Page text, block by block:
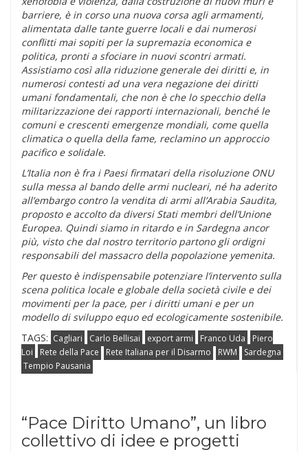
barriere, è in corso una nuova corsa agli armamenti,
alimentata dalle tante guerre locali e dai numerosi
conflitti mai sopiti per la supremazia economica e
politica, pronti a sfociare in nuovi scontri armati.
Assistiamo così alla riduzione generale dei diritti e, in
numerosi contesti ad una vera negazione dei diritti
umani fondamentali, che non è che lo specchio della
militarizzazione dei rapporti internazionali, benché le
comuni e crescenti emergenze mondiali, come quella
climatica o quella della fame, reclamino un approccio
pacifico e solidale.
L’Italia non è fra i Paesi firmatari della risoluzione ONU
sulla messa al bando delle armi nucleari, né ha aderito
all’embargo contro la vendita di armi all’Arabia Saudita,
proposto e accolto da diversi Stati membri dell’Unione
Europea. Quindi siamo in ritardo e in Sardegna ancor
più, visto che dal nostro territorio partono gli ordigni
responsabili del massacro della popolazione yemenita.
Per questo è indispensabile potenziare l’intervento sulla
scena politica locale e globale della società civile e dei
movimenti per la pace, per i diritti umani e per un
modello di sviluppo equo ed ecologicamente sostenibile.
TAGS: Cagliari Carlo Bellisai export armi Franco Uda
Piero
Loi
Rete della Pace Rete Italiana per il Disarmo RWM
Sardegna
Tempio Pausania
“Pace Diritto Umano”, un libro
collettivo di idee e progetti